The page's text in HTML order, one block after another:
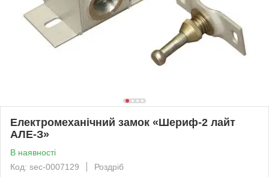
Електромеханічний замок «Шериф-2 лайт
АЛЕ-З»
В наявності
Код: sec-0007129
Роздріб